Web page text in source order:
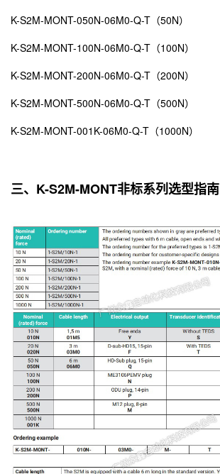
K-S2M-MONT-050N-06M0-Q-T（50N）
K-S2M-MONT-100N-06M0-Q-T（100N）
K-S2M-MONT-200N-06M0-Q-T（200N）
K-S2M-MONT-500N-06M0-Q-T（500N）
K-S2M-MONT-001K-06M0-Q-T（1000N）
三、K-S2M-MONT非标系列选型指南